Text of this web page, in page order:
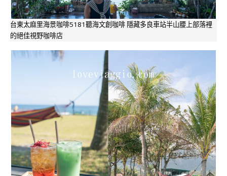
台東太麻里海景咖啡5181聽海文創咖啡 隱藏多良車站半山腰上部落裡
的絕佳視野咖啡店